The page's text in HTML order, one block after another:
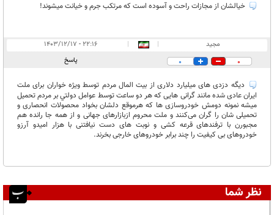
خیالشان از مجازات راحت و آسوده است که مرتکب جرم و خیانت میشوند!
مجید |
|
۲۲:۱۶ - ۱۴۰۳/۱۲/۱۷
0
0 پاسخ
دیگه دزدی های میلیارد دلاری از بیت المال مردم توسط ویژه خواران برای ملت
ایران عادی شده مانند گرانی هایی که هر دو ساعت توسط عوامل دولتي بر مردم تحمیل
میشه نمونه دومش خودروسازی ها که هرموقع دلشان بخواد محصولات انحصاری و
تحمیلی شان را گران می‌کنند و ملت محروم ازبازارهای جهانی و از همه جا رانده هم
مجبورن با ترفندهای قرعه کشی و نوبت های دست نیافتنی با هزار امیدو آرزو
خودروهای بی کیفیت را چند برابر خودروهای خارجی بخرند.
نظر شما